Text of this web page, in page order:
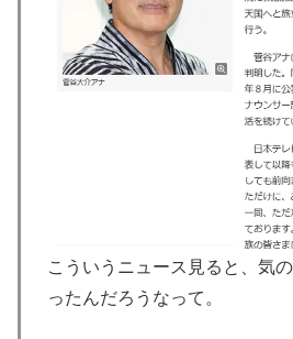
こういうニュース見ると、気
ったんだろうなって。